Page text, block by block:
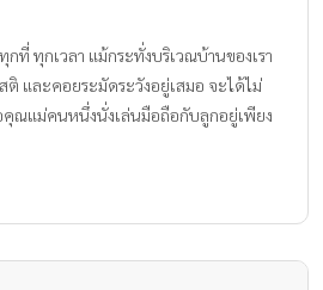
ที่ ทุกเวลา แม้กระทั่งบริเวณบ้านของเรา
และคอยระมัดระวังอยู่เสมอ จะได้ไม่
คุณแม่คนหนึ่งนั่งเล่นมือถือกับลูกอยู่เพียง
าร โดนชิงมือถือ